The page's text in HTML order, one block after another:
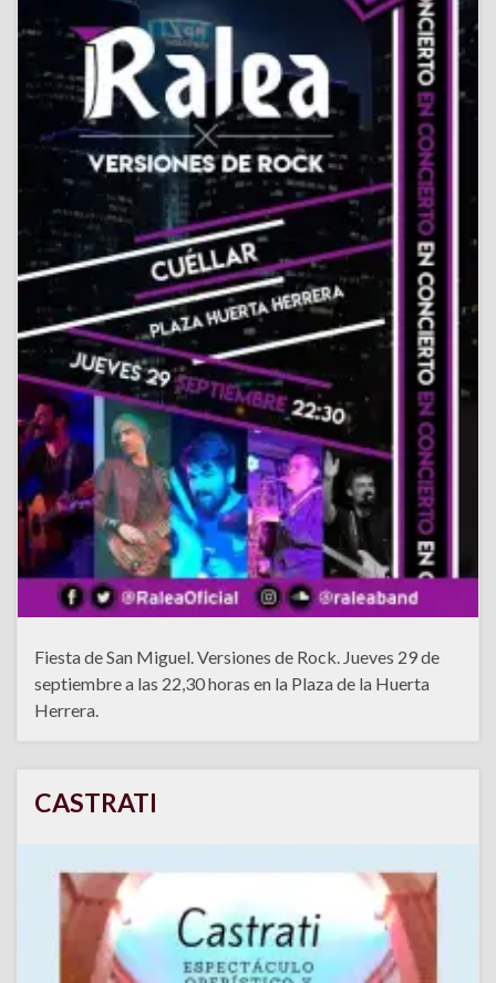
Fiesta de San Miguel. Versiones de Rock. Jueves 29 de
septiembre a las 22,30 horas en la Plaza de la Huerta
Herrera.
CASTRATI